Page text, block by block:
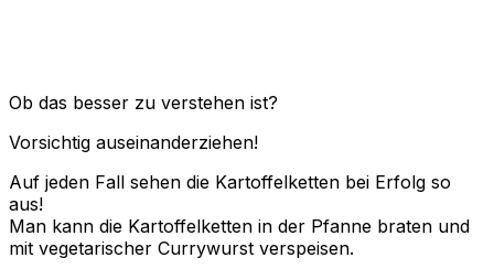
Ob das besser zu verstehen ist?
Vorsichtig auseinanderziehen!
Auf jeden Fall sehen die Kartoffelketten bei Erfolg so
aus!
Man kann die Kartoffelketten in der Pfanne braten und
mit vegetarischer Currywurst verspeisen.